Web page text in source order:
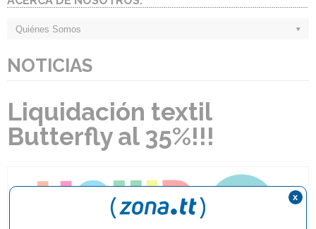
Quiénes Somos
NOTICIAS
Liquidación textil
Butterfly al 35%!!!
x